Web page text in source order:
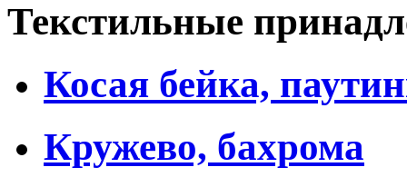
Текстильные
Косая бейка,
Кружево, бахрома